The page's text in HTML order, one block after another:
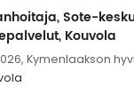
Sote-
Kouvola
Kymenlaakson